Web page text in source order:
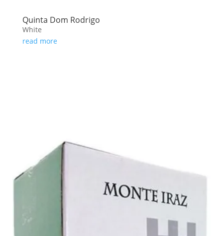
Quinta Dom Rodrigo
White
read more